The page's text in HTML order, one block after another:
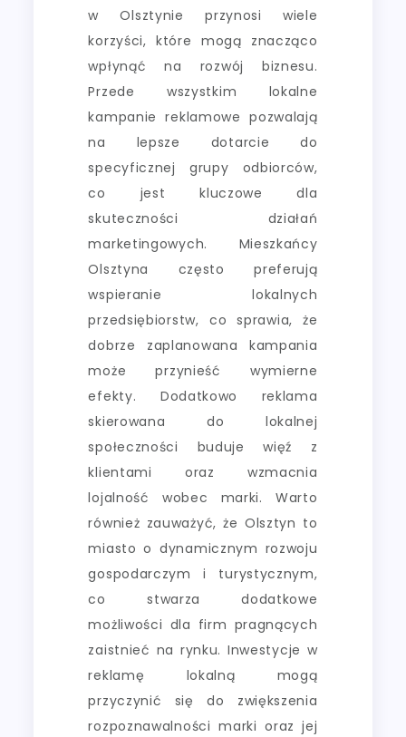
w Olsztynie przynosi wiele
korzyści, które mogą znacząco
wpłynąć na rozwój biznesu.
Przede wszystkim lokalne
kampanie reklamowe pozwalają
na lepsze dotarcie do
specyficznej grupy odbiorców,
co jest kluczowe dla
skuteczności działań
marketingowych. Mieszkańcy
Olsztyna często preferują
wspieranie lokalnych
przedsiębiorstw, co sprawia, że
dobrze zaplanowana kampania
może przynieść wymierne
efekty. Dodatkowo reklama
skierowana do lokalnej
społeczności buduje więź z
klientami oraz wzmacnia
lojalność wobec marki. Warto
również zauważyć, że Olsztyn to
miasto o dynamicznym rozwoju
gospodarczym i turystycznym,
co stwarza dodatkowe
możliwości dla firm pragnących
zaistnieć na rynku. Inwestycje w
reklamę lokalną mogą
przyczynić się do zwiększenia
rozpoznawalności marki oraz jej